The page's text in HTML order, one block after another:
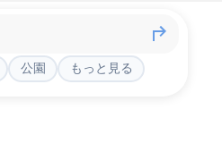
公園 もっと見る